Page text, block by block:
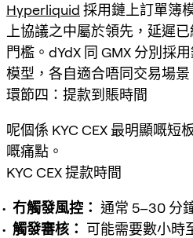
Hyperliquid 採用鏈上訂單簿
上協議之中屬於領先，延遲
門檻。dYdX 同 GMX 分別採
模型，各自適合唔同交易場景
環節四：提款到賬時間
呢個係 KYC CEX 最明顯嘅短
嘅痛點。
KYC CEX 提款時間
冇觸發風控： 通常 5–30 分
觸發審核： 可能需要數小時